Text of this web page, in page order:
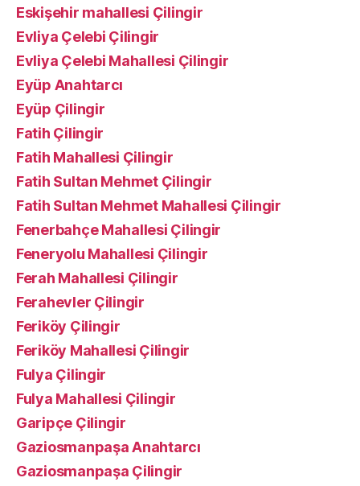
Eskişehir mahallesi Çilingir
Evliya Çelebi Çilingir
Evliya Çelebi Mahallesi Çilingir
Eyüp Anahtarcı
Eyüp Çilingir
Fatih Çilingir
Fatih Mahallesi Çilingir
Fatih Sultan Mehmet Çilingir
Fatih Sultan Mehmet Mahallesi Çilingir
Fenerbahçe Mahallesi Çilingir
Feneryolu Mahallesi Çilingir
Ferah Mahallesi Çilingir
Ferahevler Çilingir
Feriköy Çilingir
Feriköy Mahallesi Çilingir
Fulya Çilingir
Fulya Mahallesi Çilingir
Garipçe Çilingir
Gaziosmanpaşa Anahtarcı
Gaziosmanpaşa Çilingir